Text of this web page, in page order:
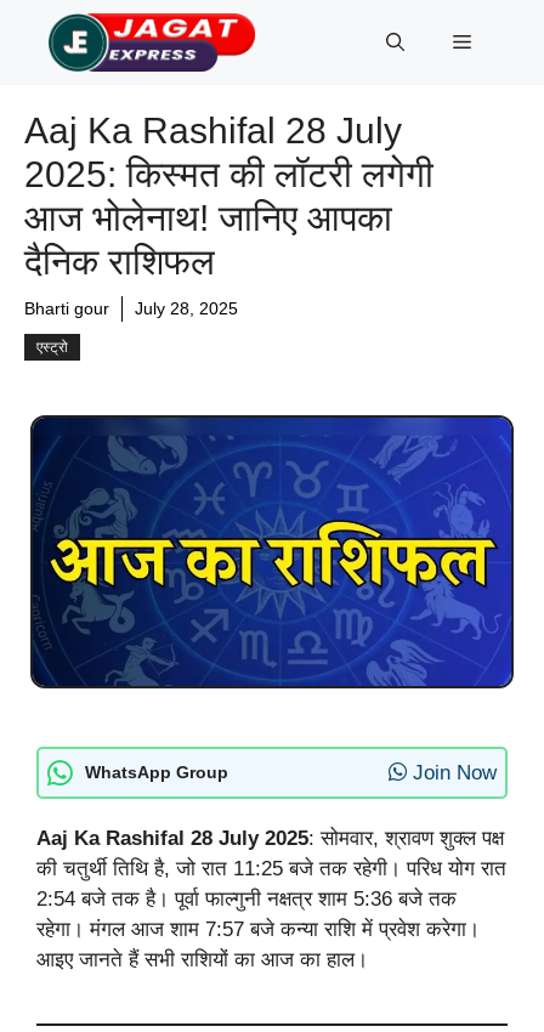
content
Menu
Aaj Ka Rashifal 28 July
2025: किस्मत की लॉटरी लगेगी
आज भोलेनाथ! जानिए आपका
दैनिक राशिफल
Bharti gour July 28, 2025
एस्ट्रो
WhatsApp Group Join Now
Aaj Ka Rashifal 28 July 2025: सोमवार, श्रावण शुक्ल पक्ष
की चतुर्थी तिथि है, जो रात 11:25 बजे तक रहेगी। परिध योग रात
2:54 बजे तक है। पूर्वा फाल्गुनी नक्षत्र शाम 5:36 बजे तक
रहेगा। मंगल आज शाम 7:57 बजे कन्या राशि में प्रवेश करेगा।
आइए जानते हैं सभी राशियों का आज का हाल।